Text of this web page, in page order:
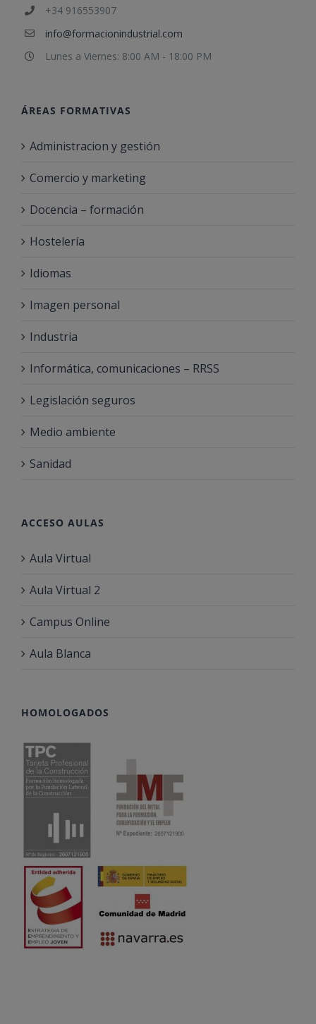
+34 916553907
info@formacionindustrial.com
Lunes a Viernes: 8:00 AM - 18:00 PM
ÁREAS FORMATIVAS
Administracion y gestión
Comercio y marketing
Docencia – formación
Hostelería
Idiomas
Imagen personal
Industria
Informática, comunicaciones – RRSS
Legislación seguros
Medio ambiente
Sanidad
ACCESO AULAS
Aula Virtual
Aula Virtual 2
Campus Online
Aula Blanca
HOMOLOGADOS